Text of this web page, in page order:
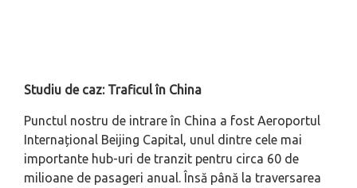
Studiu de caz: Traficul în China
Punctul nostru de intrare în China a fost Aeroportul
Internațional Beijing Capital, unul dintre cele mai
importante hub-uri de tranzit pentru circa 60 de
milioane de pasageri anual. Însă până la traversarea